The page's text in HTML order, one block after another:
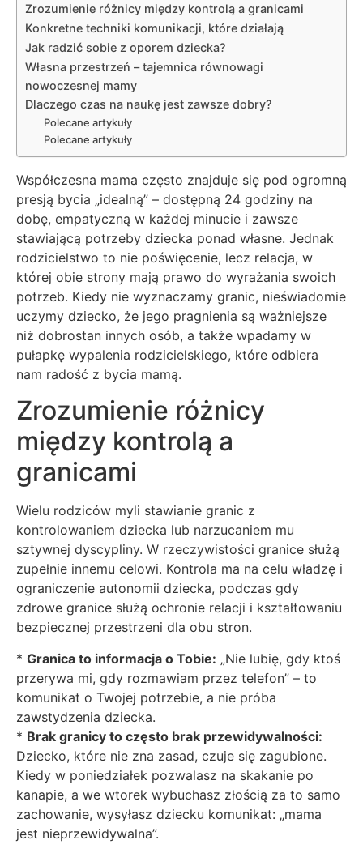
Zrozumienie różnicy między kontrolą a granicami
Konkretne techniki komunikacji, które działają
Jak radzić sobie z oporem dziecka?
Własna przestrzeń – tajemnica równowagi
nowoczesnej mamy
Dlaczego czas na naukę jest zawsze dobry?
Polecane artykuły
Polecane artykuły
Współczesna mama często znajduje się pod ogromną
presją bycia „idealną” – dostępną 24 godziny na
dobę, empatyczną w każdej minucie i zawsze
stawiającą potrzeby dziecka ponad własne. Jednak
rodzicielstwo to nie poświęcenie, lecz relacja, w
której obie strony mają prawo do wyrażania swoich
potrzeb. Kiedy nie wyznaczamy granic, nieświadomie
uczymy dziecko, że jego pragnienia są ważniejsze
niż dobrostan innych osób, a także wpadamy w
pułapkę wypalenia rodzicielskiego, które odbiera
nam radość z bycia mamą.
Zrozumienie różnicy
między kontrolą a
granicami
Wielu rodziców myli stawianie granic z
kontrolowaniem dziecka lub narzucaniem mu
sztywnej dyscypliny. W rzeczywistości granice służą
zupełnie innemu celowi. Kontrola ma na celu władzę i
ograniczenie autonomii dziecka, podczas gdy
zdrowe granice służą ochronie relacji i kształtowaniu
bezpiecznej przestrzeni dla obu stron.
* Granica to informacja o Tobie: „Nie lubię, gdy ktoś
przerywa mi, gdy rozmawiam przez telefon” – to
komunikat o Twojej potrzebie, a nie próba
zawstydzenia dziecka.
* Brak granicy to często brak przewidywalności:
Dziecko, które nie zna zasad, czuje się zagubione.
Kiedy w poniedziałek pozwalasz na skakanie po
kanapie, a we wtorek wybuchasz złością za to samo
zachowanie, wysyłasz dziecku komunikat: „mama
jest nieprzewidywalna”.